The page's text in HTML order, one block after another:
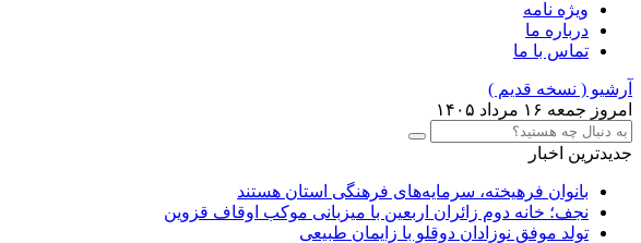
ویژه نامه
درباره ما
تماس با ما
آرشیو ( نسخه قدیم )
امروز جمعه ۱۶ مرداد ۱۴۰۵
جدیدترین اخبار
بانوان فرهیخته، سرمایه‌های فرهنگی استان هستند
نجف؛ خانه دوم زائران اربعین با میزبانی موکب اوقاف قزوین
تولد موفق نوزادان دوقلو با زایمان طبیعی